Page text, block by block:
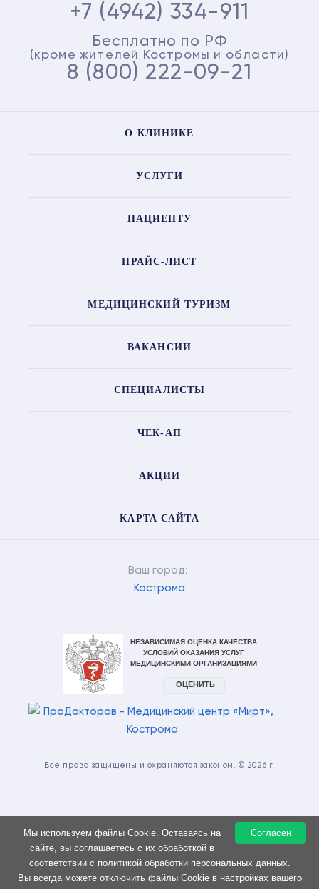
+7 (4942) 334-911
Бесплатно по РФ
(кроме жителей Костромы и области)
8 (800) 222-09-21
О КЛИНИКЕ
УСЛУГИ
ПАЦИЕНТУ
ПРАЙС-ЛИСТ
МЕДИЦИНСКИЙ ТУРИЗМ
ВАКАНСИИ
СПЕЦИАЛИСТЫ
ЧЕК-АП
АКЦИИ
КАРТА САЙТА
Ваш город:
Кострома
Все права защищены и охраняются законом. © 2026 г.
ИМЕЮТСЯ ПРОТИВОПОКАЗАНИЯ. НЕОБХОДИМА
КОНСУЛЬТАЦИЯ СПЕЦИАЛИСТА
Согласен
Мы используем файлы Cookie. Оставаясь на
сайте, вы соглашаетесь с их обработкой в
соответствии с политикой обработки персональных данных.
Вы всегда можете отключить файлы Cookie в настройках вашего